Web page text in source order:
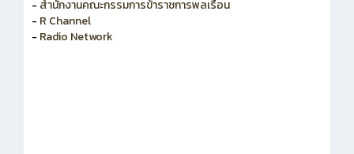
- สำนักงานคณะกรรมการพัฒนาระบบราชการ
- สำนักงานคณะกรรมการข้าราชการพลเรือน
- R Channel